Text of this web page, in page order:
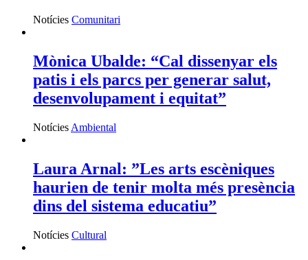
Notícies Comunitari
Mònica Ubalde: “Cal dissenyar els
patis i els parcs per generar salut,
desenvolupament i equitat”
Notícies Ambiental
Laura Arnal: ”Les arts escèniques
haurien de tenir molta més presència
dins del sistema educatiu”
Notícies Cultural